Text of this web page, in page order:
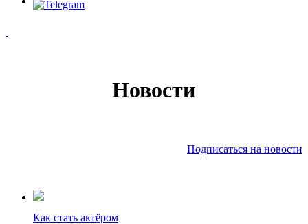
Новости
Подписаться на новости
Как стать актёром